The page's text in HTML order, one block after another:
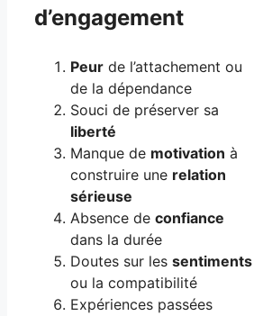
d’engagement
Peur de l’attachement ou
de la dépendance
Souci de préserver sa
liberté
Manque de motivation à
construire une relation
sérieuse
Absence de confiance
dans la durée
Doutes sur les sentiments
ou la compatibilité
Expériences passées